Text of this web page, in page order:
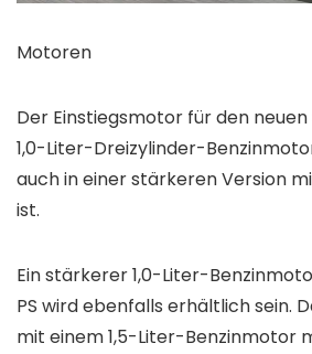
Motoren
Der Einstiegsmotor für den neuen
1,0-Liter-Dreizylinder-
auch in einer stärkeren Version
ist.
Ein stärkerer 1,0-Liter-
PS wird ebenfalls erhältlich sein.
mit einem 1,5-Liter-Benzinmotor